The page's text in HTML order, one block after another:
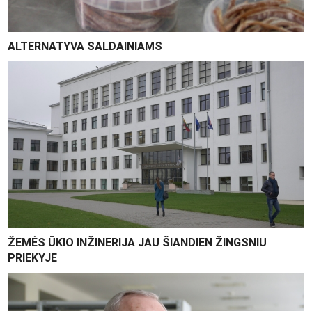
ALTERNATYVA SALDAINIAMS
ŽEMĖS ŪKIO INŽINERIJA JAU ŠIANDIEN ŽINGSNIU
PRIEKYJE